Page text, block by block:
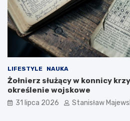
LIFESTYLE NAUKA
Żołnierz służący w konnicy
określenie wojskowe
31 lipca 2026 Stanisław